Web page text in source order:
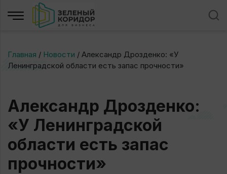
Главная / Новости / Александр Дрозденко: «У
Ленинградской области есть запас прочности»
Александр Дрозденко:
«У Ленинградской
области есть запас
прочности»